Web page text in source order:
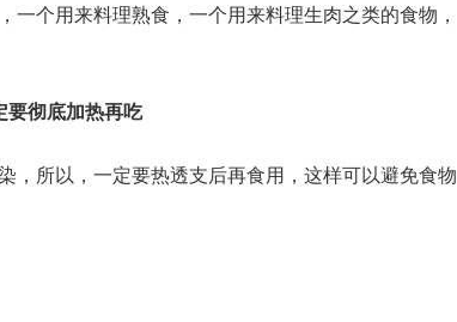
个用来料理熟食，一个用来料理生肉之类的食物，
要彻底加热再吃
，所以，一定要热透支后再食用，这样可以避免食物